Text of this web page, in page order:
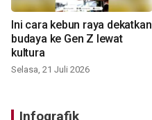
Ini cara kebun raya dekatkan
budaya ke Gen Z lewat
kultura
Selasa, 21 Juli 2026
Infografik